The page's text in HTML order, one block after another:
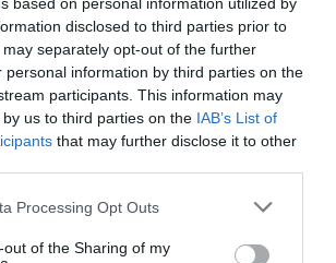
disclosed to third parties prior to
separately opt-out of the further
personal information by third parties on the
participants. This information may
us to third parties on the IAB’s List of
that may further disclose it to other
Processing Opt Outs
out of the Sharing of my
képviselői
képviselői